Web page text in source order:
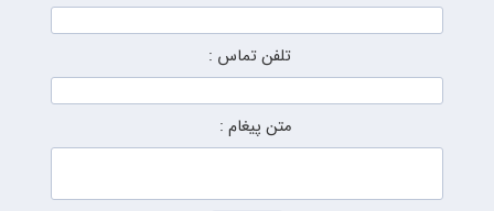
تلفن تماس :
متن پیغام :